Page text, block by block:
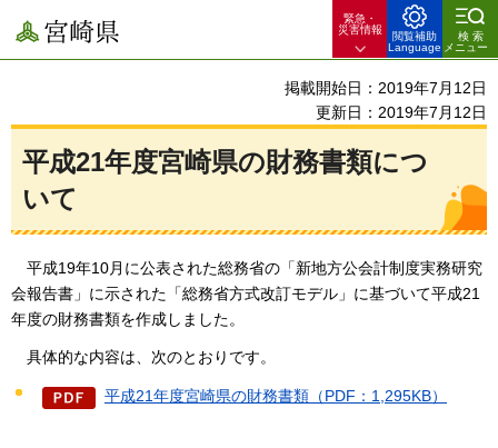
宮崎県
緊急・
災害情報
閲覧補助
Language
検索
メニュー
掲載開始日：2019年7月12日
更新日：2019年7月12日
平成21年度宮崎県の財務書類につ
いて
平成19年10月に公表された総務省の「新地方公会計制度実務研究
会報告書」に示された「総務省方式改訂モデル」に基づいて平成21
年度の財務書類を作成しました。
具体的な内容は、次のとおりです。
平成21年度宮崎県の財務書類（PDF：1,295KB）